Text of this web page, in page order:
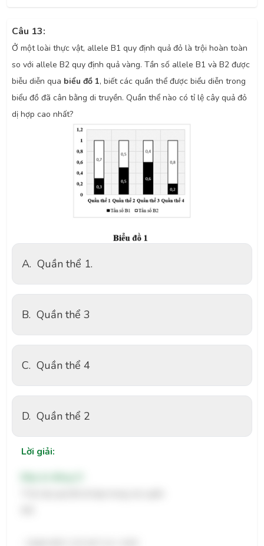
Câu 13:
Ở một loài thực vật, allele B1 quy định quả đỏ là trội hoàn toàn
so với allele B2 quy định quả vàng. Tần số allele B1 và B2 được
biễu diễn qua biểu đồ 1, biết các quần thể được biểu diễn trong
biểu đồ đã cân bằng di truyền. Quần thể nào có tỉ lệ cây quả đỏ
dị hợp cao nhất?
A. Quần thể 1.
B. Quần thể 3
C. Quần thể 4
D. Quần thể 2
Lời giải: